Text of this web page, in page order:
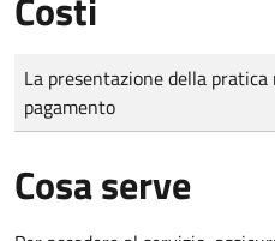
Tipo di pagamento
Importo
La presentazione della
pagamento
Cosa serve